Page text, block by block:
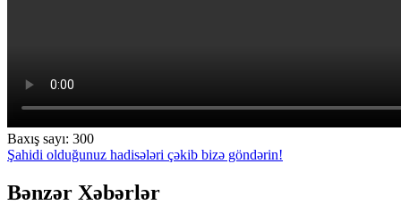
Baxış sayı: 300
Şahidi olduğunuz hadisələri çəkib bizə göndərin!
Bənzər Xəbərlər